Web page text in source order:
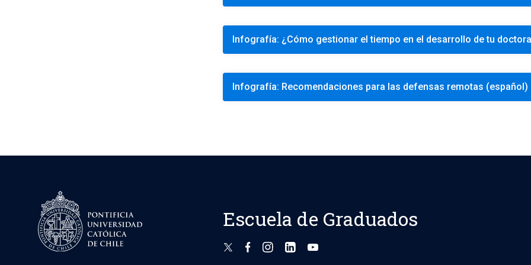
universidad ofrece.
VII
respetando los lineamientos e indicaciones dados por el director
roles sobre la participación que tendrá desde el inicio del trabajo
encargaran de contribuir al progreso adecuado de la tesis del
Los jefes de programas deben estar disponibles para aconsejar a
o relación con el director de tesis. Velarán tanto porque los
existan las condiciones adecuadas para el trabajo de tesis.
Infografía: ¿Cómo gestionar el tiempo en el desarrollo de tu
Infografía: Recomendaciones para las defensas remotas (español)
Escuela de Graduados